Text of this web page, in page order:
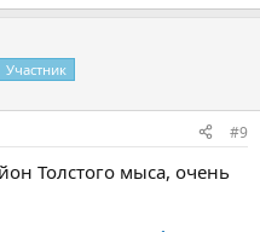
Участник
#9
Толстого мыса, очень